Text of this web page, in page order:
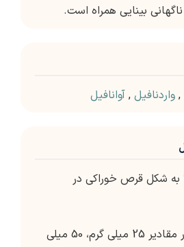
بینایی همراه است.
, واردنافیل , آوانافیل
به شکل قرص خوراکی در
قرص ها معمولاً در مقادیر 25 میلی گرم، 50 میلی